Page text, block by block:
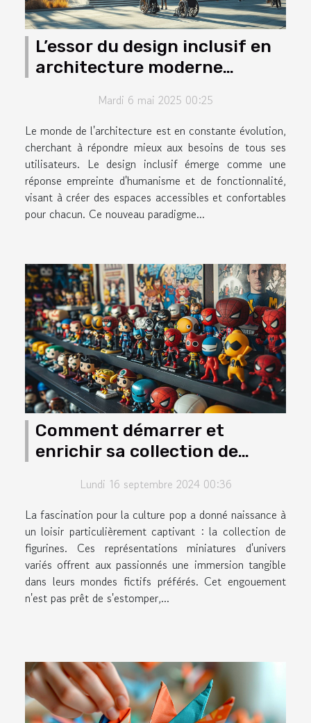
L’essor du design inclusif en
architecture moderne
inspirantsMardi 6 mai 2025 00:25
Le monde de l'architecture est en constante évolution,
cherchant à répondre mieux aux besoins de tous ses
utilisateurs. Le design inclusif émerge comme une
réponse empreinte d'humanisme et de fonctionnalité,
visant à créer des espaces accessibles et confortables
pour chacun. Ce nouveau paradigme...
Comment démarrer et
enrichir sa collection de
Lundi 16 septembre 2024 00:36
La fascination pour la culture pop a donné naissance à
un loisir particulièrement captivant : la collection de
figurines. Ces représentations miniatures d'univers
variés offrent aux passionnés une immersion tangible
dans leurs mondes fictifs préférés. Cet engouement
n'est pas prêt de s'estomper,...